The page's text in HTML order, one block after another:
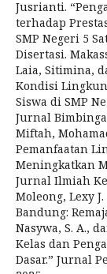
Jusrianti.
terhadap
SMP Negeri 5
Disertasi.
Laia, Sitimina,
Kondisi
Siswa di SMP
Jurnal
Miftah,
Pemanfaatan
Meningkatkan
Jurnal Ilmiah
Moleong, Lexy
Bandung:
Nasywa, S. A.,
Kelas dan
Dasar.” Jurnal